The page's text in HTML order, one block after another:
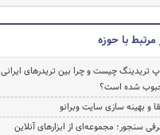
مرتبط با حوزه
تریدینگ چیست و چرا بین تریدرهای ایرانی
شده است؟
و بهینه سازی سایت وبرانو
سنجور؛ مجموعه‌ای از ابزارهای آنلاین